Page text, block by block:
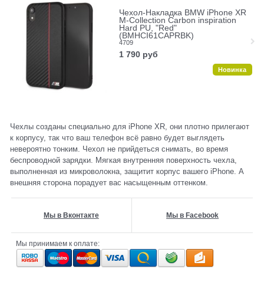
Чехол-Накладка BMW iPhone XR
M-Collection Carbon inspiration
Hard PU, "Red"
(BMHCI61CAPRBK)
4709
1 790 руб
Новинка
Чехлы созданы специально для iPhone XR, они плотно прилегают
к корпусу, так что ваш телефон всё равно будет выглядеть
невероятно тонким. Чехол не прийдеться снимать, во время
беспроводной зарядки. Мягкая внутренняя поверхность чехла,
выполненная из микроволокна, защитит корпус вашего iPhone. А
внешняя сторона порадует вас насыщенным оттенком.
Мы в Вконтакте Мы в Facebook
Мы принимаем к оплате: